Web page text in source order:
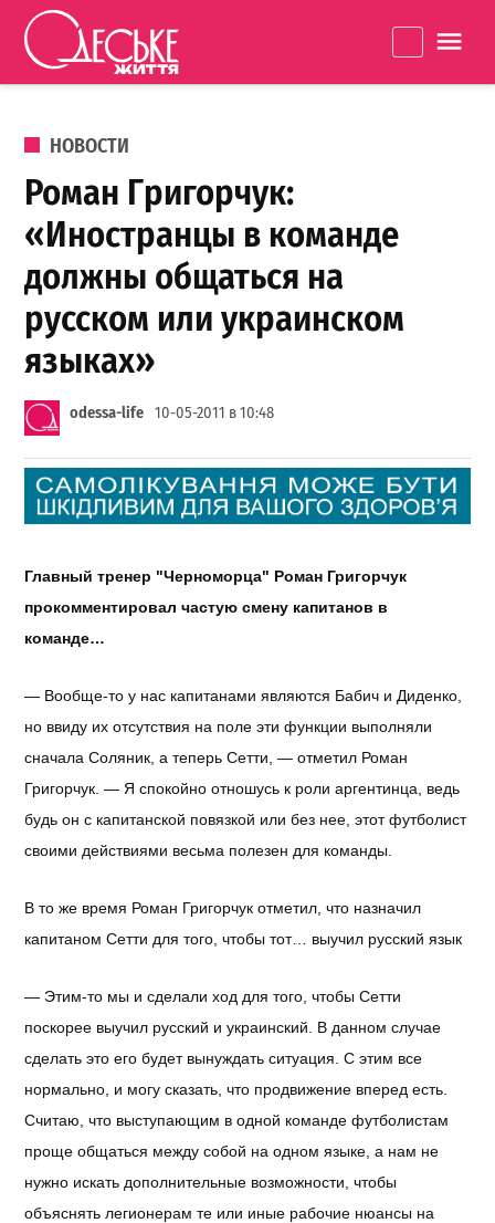
Перейти к содержанию
життя
ОПУБЛИКОВАНО В
НОВОСТИ
Роман Григорчук:
«Иностранцы в команде
должны общаться на
русском или украинском
языках»
odessa-life 10-05-2011 в 10:48
Главный тренер "Черноморца" Роман Григорчук
прокомментировал частую смену капитанов в
команде…
— Вообще-то у нас капитанами являются Бабич и Диденко,
но ввиду их отсутствия на поле эти функции выполняли
сначала Соляник, а теперь Сетти, — отметил Роман
Григорчук. — Я спокойно отношусь к роли аргентинца, ведь
будь он с капитанской повязкой или без нее, этот футболист
своими действиями весьма полезен для команды.
В то же время Роман Григорчук отметил, что назначил
капитаном Сетти для того, чтобы тот… выучил русский язык
— Этим-то мы и сделали ход для того, чтобы Сетти
поскорее выучил русский и украинский. В данном случае
сделать это его будет вынуждать ситуация. С этим все
нормально, и могу сказать, что продвижение вперед есть.
Считаю, что выступающим в одной команде футболистам
проще общаться между собой на одном языке, а нам не
нужно искать дополнительные возможности, чтобы
объяснять легионерам те или иные рабочие нюансы на